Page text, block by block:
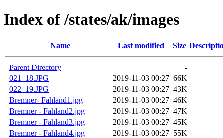
Index of /states/ak/images
Name Last modified Size
Parent Directory
-
021_18.JPG
2019-11-03 00:27 66K
022_19.JPG
2019-11-03 00:27 43K
Bremner- Fahland1.jpg
2019-11-03 00:27 46K
Bremner - Fahland2.jpg
2019-11-03 00:27 47K
Bremner - Fahland3.jpg
2019-11-03 00:27 45K
Bremner - Fahland4.jpg
2019-11-03 00:27 55K